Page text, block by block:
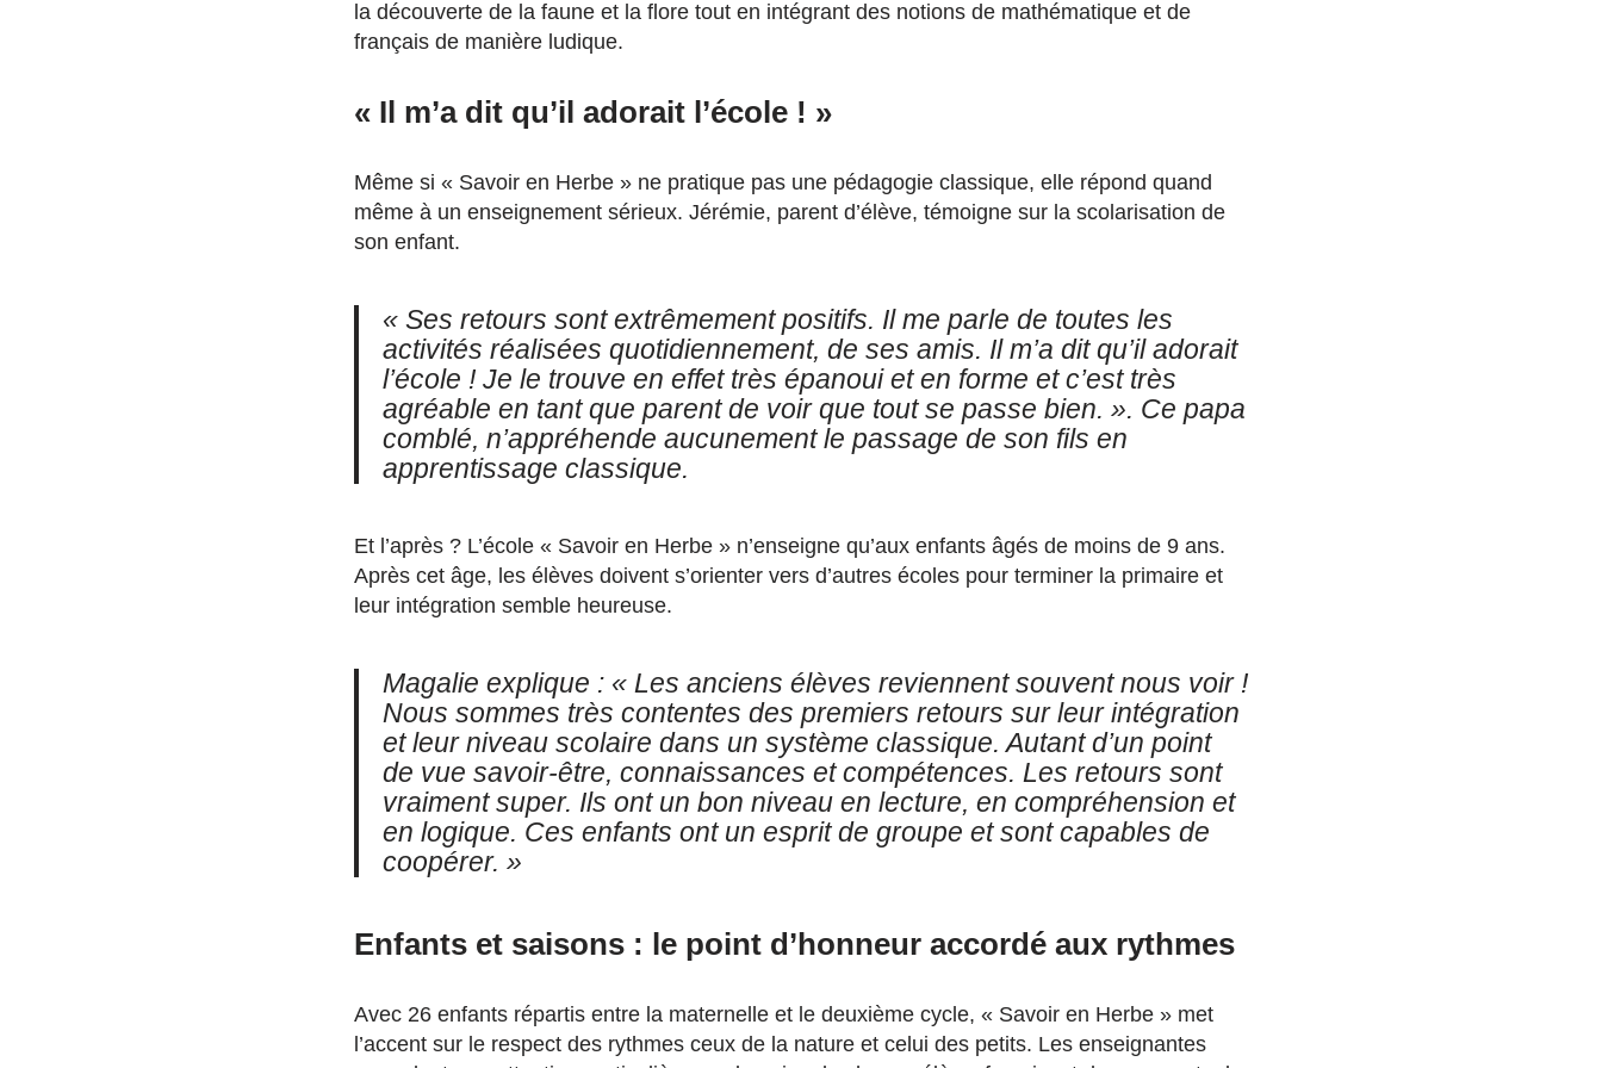
la découverte de la faune et la flore tout en intégrant des notions de mathématique et de
français de manière ludique.
« Il m’a dit qu’il adorait l’école ! »
Même si « Savoir en Herbe » ne pratique pas une pédagogie classique, elle répond quand
même à un enseignement sérieux. Jérémie, parent d’élève, témoigne sur la scolarisation de
son enfant.
« Ses retours sont extrêmement positifs. Il me parle de toutes les
activités réalisées quotidiennement, de ses amis. Il m’a dit qu’il adorait
l’école ! Je le trouve en effet très épanoui et en forme et c’est très
agréable en tant que parent de voir que tout se passe bien. ». Ce papa
comblé, n’appréhende aucunement le passage de son fils en
apprentissage classique.
Et l’après ? L’école « Savoir en Herbe » n’enseigne qu’aux enfants âgés de moins de 9 ans.
Après cet âge, les élèves doivent s’orienter vers d’autres écoles pour terminer la primaire et
leur intégration semble heureuse.
Magalie explique : « Les anciens élèves reviennent souvent nous voir !
Nous sommes très contentes des premiers retours sur leur intégration
et leur niveau scolaire dans un système classique. Autant d’un point
de vue savoir-être, connaissances et compétences. Les retours sont
vraiment super. Ils ont un bon niveau en lecture, en compréhension et
en logique. Ces enfants ont un esprit de groupe et sont capables de
coopérer. »
Enfants et saisons : le point d’honneur accordé aux rythmes
Avec 26 enfants répartis entre la maternelle et le deuxième cycle, « Savoir en Herbe » met
l’accent sur le respect des rythmes ceux de la nature et celui des petits. Les enseignantes